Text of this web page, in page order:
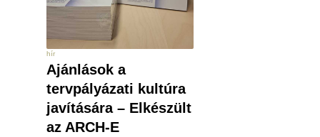
hír
Ajánlások a
tervpályázati kultúra
javítására – Elkészült
az ARCH-E